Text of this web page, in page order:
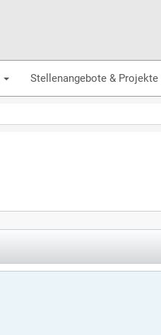
Stellenangebote & Projekte